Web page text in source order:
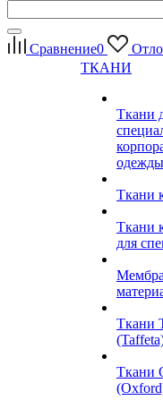
Сравнение0
ТКАНИ
Ткани
одежды
Ткани
Ткани
для
Ткани
Ткани